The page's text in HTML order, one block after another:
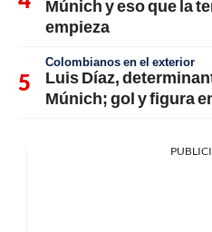
Múnich y eso que la
empieza
Colombianos en el exterior
Luis Díaz,
Múnich; gol y figura